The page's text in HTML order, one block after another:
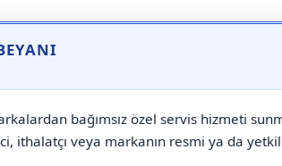
bağımsız özel servis hizmeti
ithalatçı veya markanın resmi ya da
⚠️ Markadan Bağımsız "Özel